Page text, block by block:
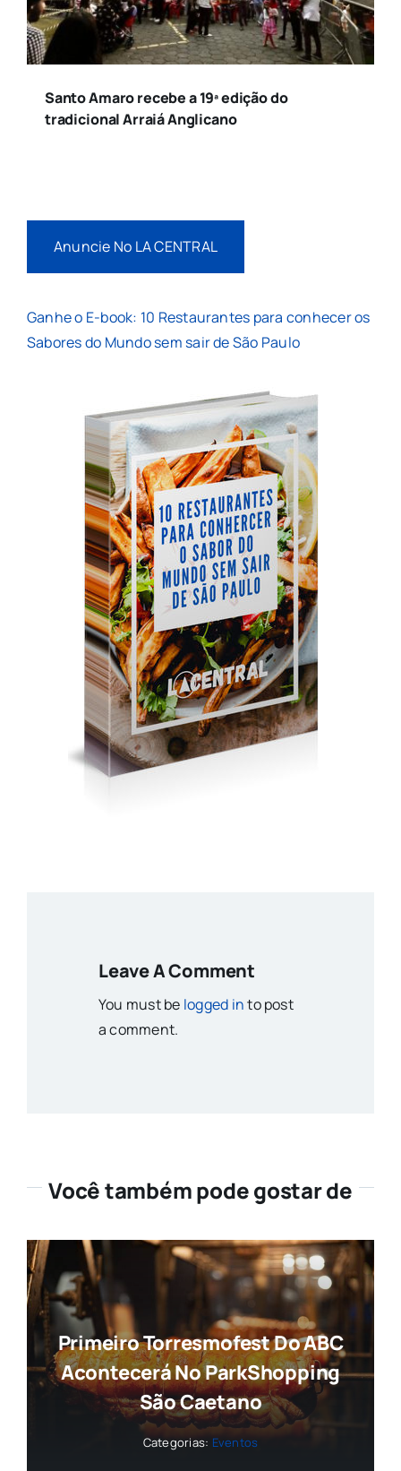
Santo Amaro recebe a 19ª edição do
tradicional Arraiá Anglicano
Anuncie No LA CENTRAL
Ganhe o E-book: 10 Restaurantes para conhecer os
Sabores do Mundo sem sair de São Paulo
Leave A Comment
You must be logged into post
a comment.
Você também pode gostar de
Primeiro Torresmofest Do ABC
Acontecerá No ParkShopping
São Caetano
Categorias: Eventos